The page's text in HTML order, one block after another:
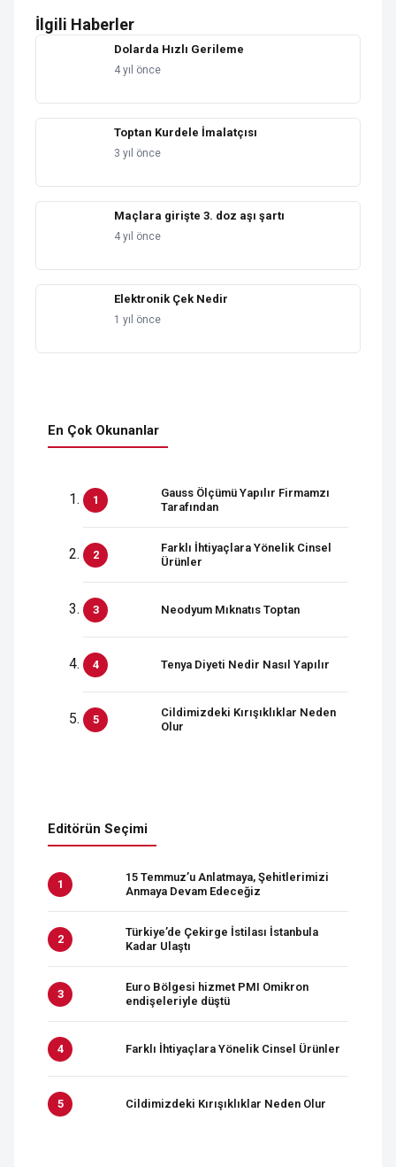
İlgili Haberler
Dolarda Hızlı Gerileme
4 yıl önce
Toptan Kurdele İmalatçısı
3 yıl önce
Maçlara girişte 3. doz aşı şartı
4 yıl önce
Elektronik Çek Nedir
1 yıl önce
En Çok Okunanlar
Gauss Ölçümü Yapılır Firmamzı
Tarafından
Farklı İhtiyaçlara Yönelik Cinsel
Ürünler
Neodyum Mıknatıs Toptan
Tenya Diyeti Nedir Nasıl Yapılır
Cildimizdeki Kırışıklıklar Neden
Olur
Editörün Seçimi
15 Temmuz’u Anlatmaya, Şehitlerimizi
Anmaya Devam Edeceğiz
Türkiye’de Çekirge İstilası İstanbula
Kadar Ulaştı
Euro Bölgesi hizmet PMI Omikron
endişeleriyle düştü
Farklı İhtiyaçlara Yönelik Cinsel Ürünler
Cildimizdeki Kırışıklıklar Neden Olur